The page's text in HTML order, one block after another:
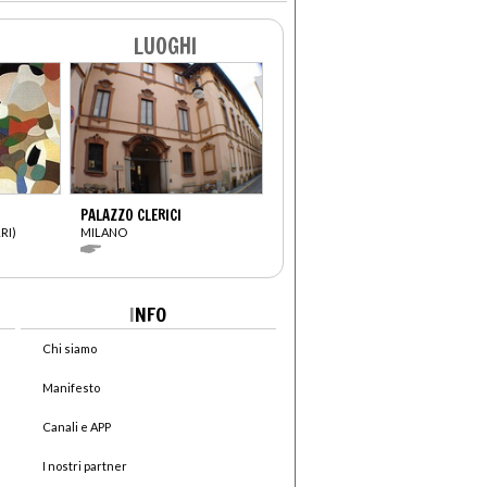
LUOGHI
PALAZZO CLERICI
MILANO
INFO
Chi siamo
Manifesto
Canali e APP
I nostri partner